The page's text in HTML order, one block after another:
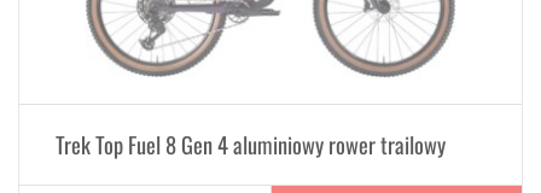
Trek Top Fuel 8 Gen 4 aluminiowy rower trailowy